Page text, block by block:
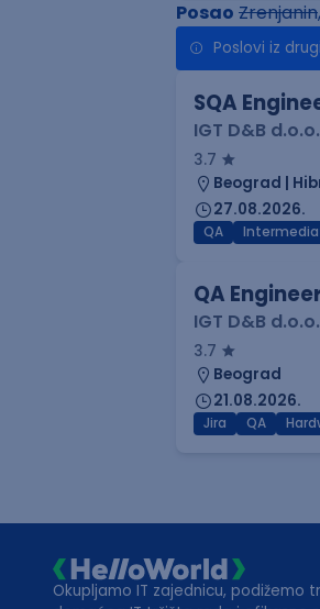
Posao Zrenjanin
Poslovi iz
SQA
IGT D&B d.o.o.
3.7
Beograd |
27.08.2026.
QA
QA
IGT D&B d.o.o.
3.7
Beograd
21.08.2026.
Jira QA
Okupljamo IT zajednicu, podižemo